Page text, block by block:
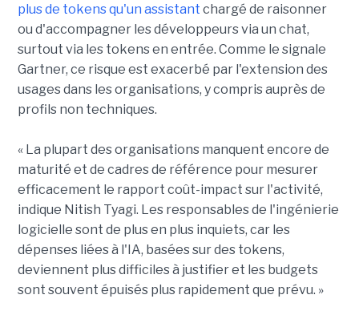
plus de tokens qu'un assistant chargé de raisonner
ou d'accompagner les développeurs via un chat,
surtout via les tokens en entrée. Comme le signale
Gartner, ce risque est exacerbé par l'extension des
usages dans les organisations, y compris auprès de
profils non techniques.
« La plupart des organisations manquent encore de
maturité et de cadres de référence pour mesurer
efficacement le rapport coût-impact sur l'activité,
indique Nitish Tyagi. Les responsables de l'ingénierie
logicielle sont de plus en plus inquiets, car les
dépenses liées à l'IA, basées sur des tokens,
deviennent plus difficiles à justifier et les budgets
sont souvent épuisés plus rapidement que prévu. »